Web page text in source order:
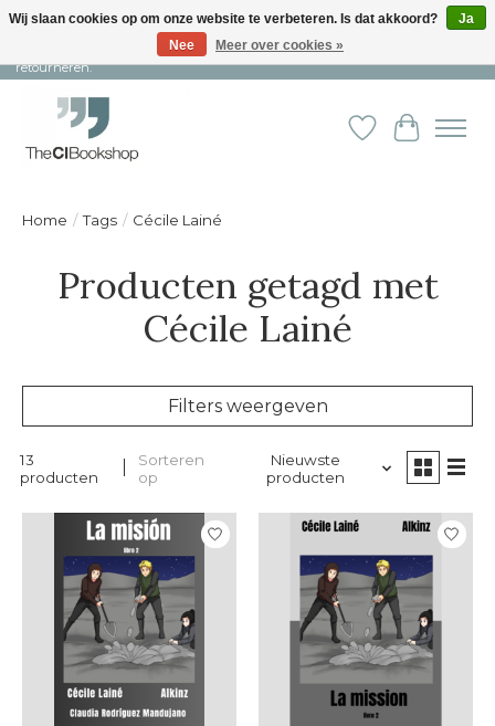
Snelle levering en persoonlijke service ︱ Niet goed? Geld terug! ︱ Gratis
retourneren.
Verlanglijst
Home / Tags / Cécile Lainé
Producten getagd met
Cécile Lainé
Filters weergeven
13
producten
Sorteren
op
Nieuwste
producten
Wij slaan cookies op om onze website te verbeteren. Is dat akkoord?
Ja
Nee
Meer over cookies »